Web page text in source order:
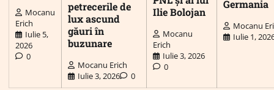
Mocanu
Erich
Iulie 5,
2026
0
petrecerile de
lux ascund
găuri în
buzunare
Mocanu Erich
Iulie 3, 2026
0
Ilie Bolojan
Mocanu
Erich
Iulie 3, 2026
0
Germania
Mocanu
Iulie 1,